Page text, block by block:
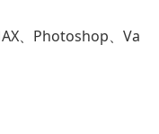
、 Photoshop、 Va